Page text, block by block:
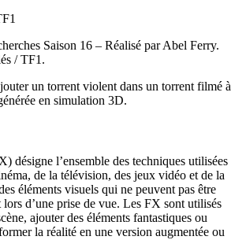
Saison 16 – Réalisé par Abel Ferry.
/ TF1.
un torrent violent dans un torrent filmé à
en simulation 3D.
désigne l’ensemble des techniques utilisées
de la télévision, des jeux vidéo et de la
éléments visuels qui ne peuvent pas être
lors d’une prise de vue. Les FX sont utilisés
ajouter des éléments fantastiques ou
la réalité en une version augmentée ou